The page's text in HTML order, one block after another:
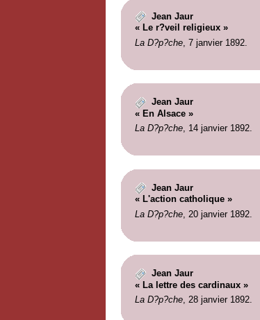
Jean Jaur
« Le r?veil religieux »
La D?p?che, 7 janvier 1892.
Jean Jaur
« En Alsace »
La D?p?che, 14 janvier 1892.
Jean Jaur
« L'action catholique »
La D?p?che, 20 janvier 1892.
Jean Jaur
« La lettre des cardinaux »
La D?p?che, 28 janvier 1892.